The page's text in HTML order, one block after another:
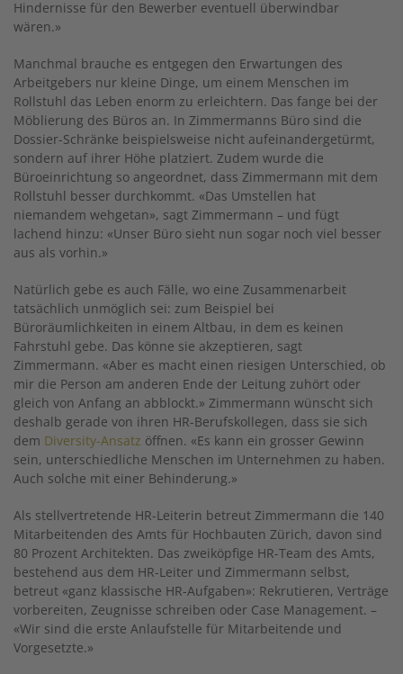
Hindernisse für den Bewerber eventuell überwindbar
wären.»
Manchmal brauche es entgegen den Erwartungen des
Arbeitgebers nur kleine Dinge, um einem Menschen im
Rollstuhl das Leben enorm zu erleichtern. Das fange bei der
Möblierung des Büros an. In Zimmermanns Büro sind die
Dossier-Schränke beispielsweise nicht aufeinandergetürmt,
sondern auf ihrer Höhe platziert. Zudem wurde die
Büroeinrichtung so angeordnet, dass Zimmermann mit dem
Rollstuhl besser durchkommt. «Das Umstellen hat
niemandem wehgetan», sagt Zimmermann – und fügt
lachend hinzu: «Unser Büro sieht nun sogar noch viel besser
aus als vorhin.»
Natürlich gebe es auch Fälle, wo eine Zusammenarbeit
tatsächlich unmöglich sei: zum Beispiel bei
Büroräumlichkeiten in einem Altbau, in dem es keinen
Fahrstuhl gebe. Das könne sie akzeptieren, sagt
Zimmermann. «Aber es macht einen riesigen Unterschied, ob
mir die Person am anderen Ende der Leitung zuhört oder
gleich von Anfang an abblockt.» Zimmermann wünscht sich
deshalb gerade von ihren HR-Berufskollegen, dass sie sich
dem Diversity-Ansatz öffnen. «Es kann ein grosser Gewinn
sein, unterschiedliche Menschen im Unternehmen zu haben.
Auch solche mit einer Behinderung.»
Als stellvertretende HR-Leiterin betreut Zimmermann die 140
Mitarbeitenden des Amts für Hochbauten Zürich, davon sind
80 Prozent Architekten. Das zweiköpfige HR-Team des Amts,
bestehend aus dem HR-Leiter und Zimmermann selbst,
betreut «ganz klassische HR-Aufgaben»: Rekrutieren, Verträge
vorbereiten, Zeugnisse schreiben oder Case Management. –
«Wir sind die erste Anlaufstelle für Mitarbeitende und
Vorgesetzte.»